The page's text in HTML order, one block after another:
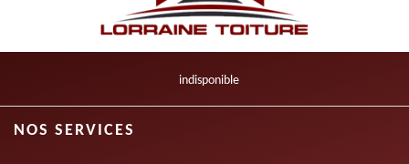
indisponible
NOS SERVICES